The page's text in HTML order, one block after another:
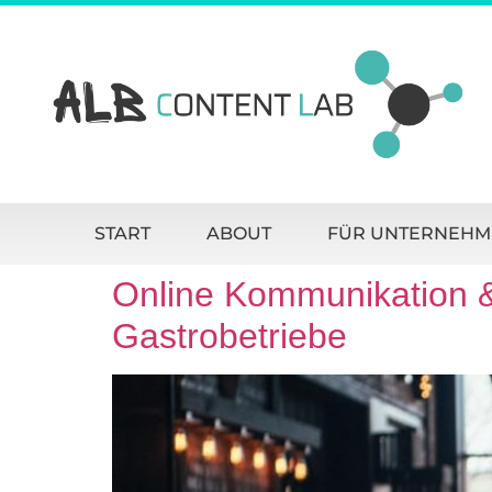
START ABOUT FÜR
Online Kommunikation
Gastrobetriebe